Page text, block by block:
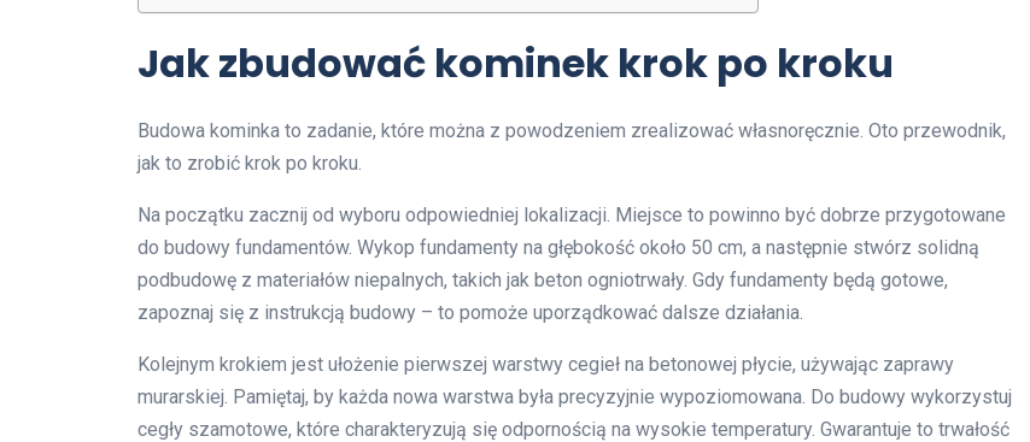
Jak zbudować kominek krok po kroku
Budowa kominka to zadanie, które można z powodzeniem zrealizować własnoręcznie. Oto przewodnik,
jak to zrobić krok po kroku.
Na początku zacznij od wyboru odpowiedniej lokalizacji. Miejsce to powinno być dobrze przygotowane
do budowy fundamentów. Wykop fundamenty na głębokość około 50 cm, a następnie stwórz solidną
podbudowę z materiałów niepalnych, takich jak beton ogniotrwały. Gdy fundamenty będą gotowe,
zapoznaj się z instrukcją budowy – to pomoże uporządkować dalsze działania.
Kolejnym krokiem jest ułożenie pierwszej warstwy cegieł na betonowej płycie, używając zaprawy
murarskiej. Pamiętaj, by każda nowa warstwa była precyzyjnie wypoziomowana. Do budowy wykorzystuj
cegły szamotowe, które charakteryzują się odpornością na wysokie temperatury. Gwarantuje to trwałość